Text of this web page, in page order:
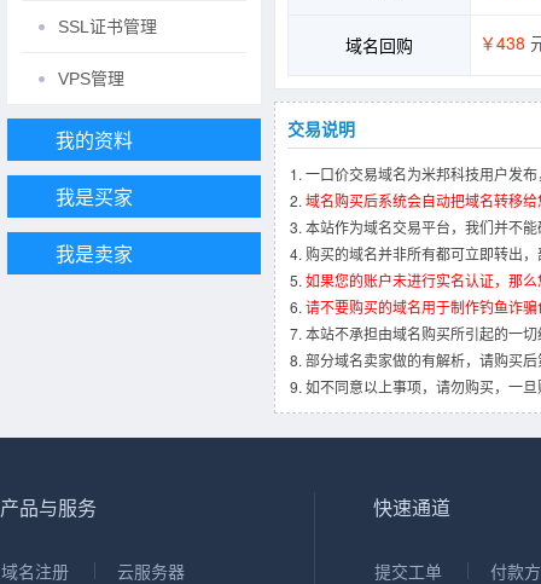
SSL证书管理
VPS管理
我的资料
我是买家
我是卖家
域名回购 ￥438
交易说明
一口价交易域名为米邦科技用户发
域名购买后系统会自动把域名转移
本站作为域名交易平台，我们并不
购买的域名并非所有都可立即转出
如果您的账户未进行实名认证，那
请不要购买的域名用于制作钓鱼诈
本站不承担由域名购买所引起的一
部分域名卖家做的有解析，请购买
如不同意以上事项，请勿购买，一
产品与服务
域名注册
云服务器
快速通道
提交工单
付款